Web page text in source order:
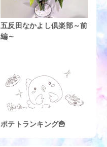
五反田なかよし倶楽部～前
編～
ポテトランキング🍟